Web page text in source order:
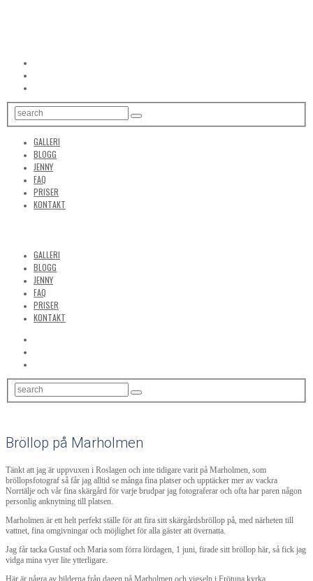
GALLERI
BLOGG
JENNY
FAQ
PRISER
KONTAKT
GALLERI
BLOGG
JENNY
FAQ
PRISER
KONTAKT
Bröllop på Marholmen
Tänkt att jag är uppvuxen i Roslagen och inte tidigare varit på Marholmen, som
bröllopsfotograf så får jag alltid se många fina platser och upptäcker mer av vackra
Norrtälje och vår fina skärgård för varje brudpar jag fotograferar och ofta har paren någon
personlig anknytning till platsen.
Marholmen är ett helt perfekt ställe för att fira sitt skärgårdsbröllop på, med närheten till
vattnet, fina omgivningar och möjlighet för alla gäster att övernatta.
Jag får tacka Gustaf och Maria som förra lördagen, 1 juni, firade sitt bröllop här, så fick jag
vidga mina vyer lite ytterligare.